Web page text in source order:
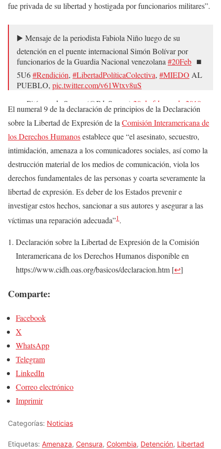
fue privada de su libertad y hostigada por funcionarios militares”.
▶️ Mensaje de la periodista Fabiola Niño luego de su
detención en el puente internacional Simón Bolívar por
funcionarios de la Guardia Nacional venezolana #20Feb ⁦⁩ ⏹️
5U6#Rendición, #LibertadPolíticaColectiva, #MIEDO AL
PUEBLO, pic.twitter.com/v61Wtxv8uS
— Pitágora de Samos (@PdeSamos) 20 de febrero de 2019
El numeral 9 de la declaración de principios de la Declaración
sobre la Libertad de Expresión de la Comisión Interamericana de
los Derechos Humanosestablece que “el asesinato, secuestro,
intimidación, amenaza a los comunicadores sociales, así como la
destrucción material de los medios de comunicación, viola los
derechos fundamentales de las personas y coarta severamente la
libertad de expresión. Es deber de los Estados prevenir e
investigar estos hechos, sancionar a sus autores y asegurar a las
víctimas una reparación adecuada”1.
Declaración sobre la Libertad de Expresión de la Comisión
Interamericana de los Derechos Humanos disponible en
https://www.cidh.oas.org/basicos/declaracion.htm [↩]
Comparte:
Facebook
X
WhatsApp
Telegram
LinkedIn
Correo electrónico
Imprimir
Categorías: Noticias
Etiquetas: Amenaza, Censura, Colombia, Detención, Libertad